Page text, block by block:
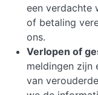
een verdachte
of betaling
ons.
Verlopen of
meldingen zijn
van